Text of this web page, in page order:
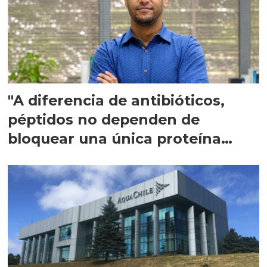
"A diferencia de antibióticos,
péptidos no dependen de
bloquear una única proteína